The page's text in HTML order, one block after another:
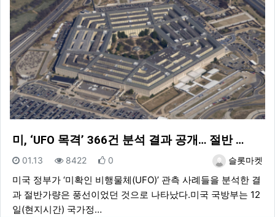
미, ‘UFO 목격’ 366건 분석 결과 공개… 절반 …
등록자슬롯마켓
등록일
01.13 조회
8422 추천
0
미국 정부가 ‘미확인 비행물체(UFO)’ 관측 사례들을 분석한 결
과 절반가량은 풍선이었던 것으로 나타났다.미국 국방부는 12
일(현지시간) 국가정…